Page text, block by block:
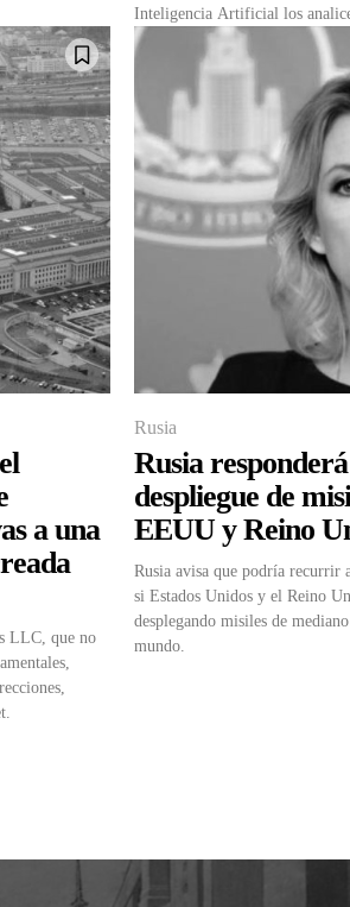
Inteligencia Artificial los
a una
LLC, que no
Rusia
Rusia
despliegue de
EEUU y Reino
Rusia avisa que podría recurrir
si Estados Unidos y el Reino
desplegando misiles de
mundo.